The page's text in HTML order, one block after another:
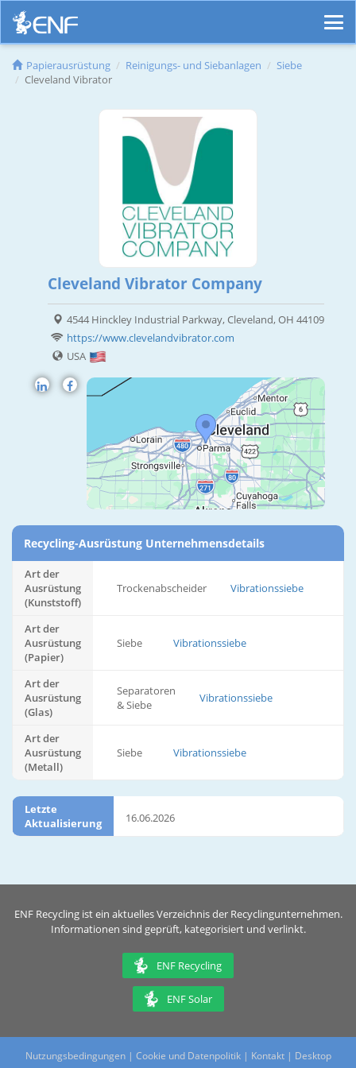
Papierausrüstung Reinigungs- und Siebanlagen
Siebe
Cleveland Vibrator
Cleveland Vibrator Company
4544 Hinckley Industrial Parkway, Cleveland, OH 44109
https://www.clevelandvibrator.com
USA
Recycling-Ausrüstung Unternehmensdetails
Art der
Ausrüstung
(Kunststoff)
Trockenabscheider Vibrationssiebe
Art der
Ausrüstung
(Papier)
Siebe Vibrationssiebe
Art der
Ausrüstung
(Glas)
Separatoren
& Siebe
Vibrationssiebe
Art der
Ausrüstung
(Metall)
Siebe Vibrationssiebe
Letzte
Aktualisierung
16.06.2026
ENF Recycling ist ein aktuelles Verzeichnis der Recyclingunternehmen.
Informationen sind geprüft, kategorisiert und verlinkt.
ENF Recycling
ENF Solar
Nutzungsbedingungen| Cookie und Datenpolitik| Kontakt | Desktop